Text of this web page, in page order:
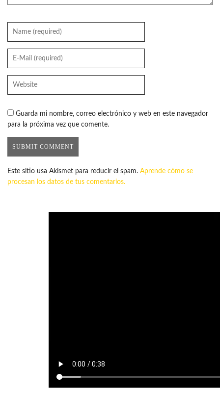
Guarda mi nombre, correo electrónico y web en este navegador
para la próxima vez que comente.
Este sitio usa Akismet para reducir el spam. Aprende cómo se
procesan los datos de tus comentarios.